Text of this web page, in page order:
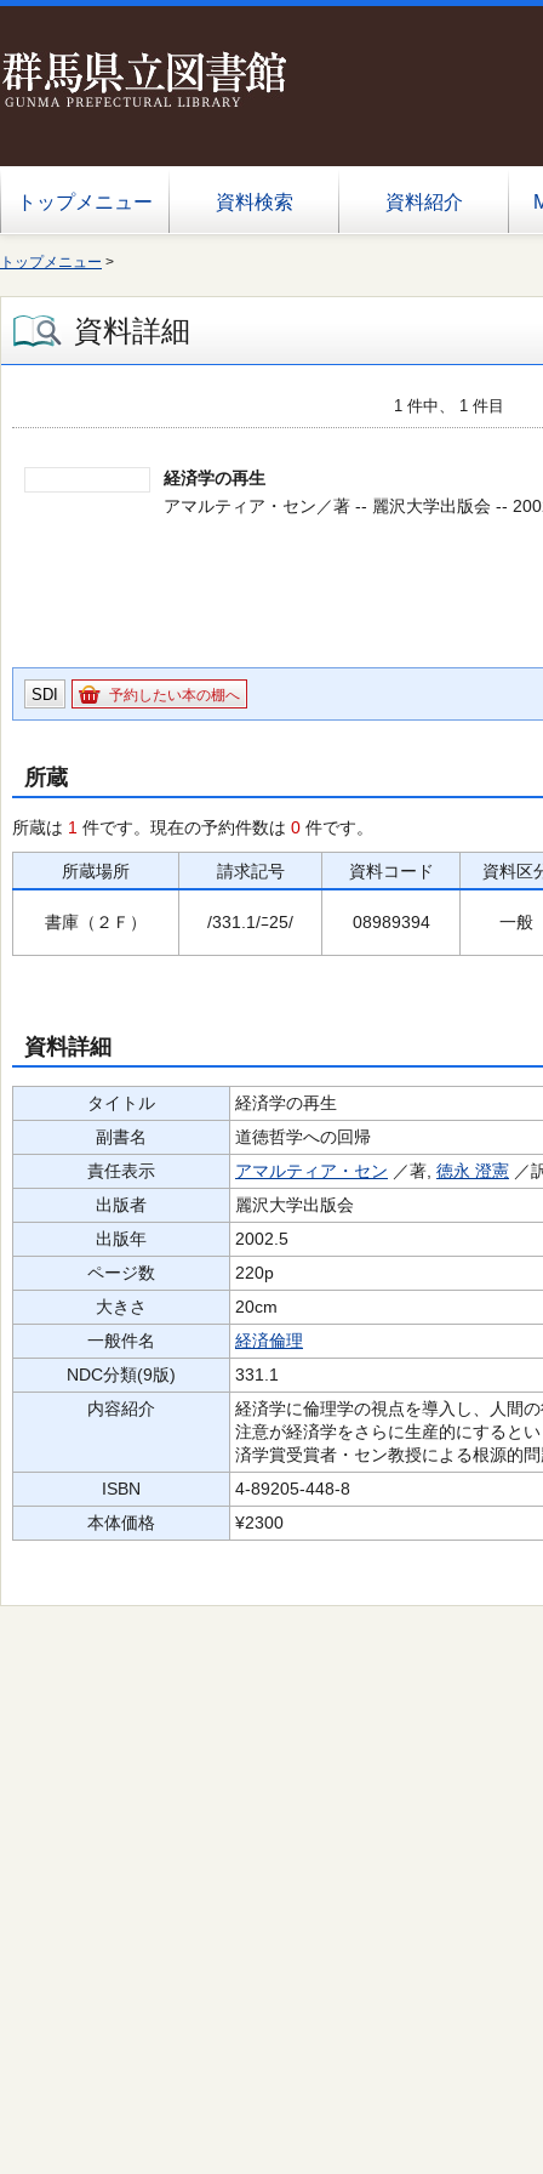
トップメニュー 資料検索 資料紹介
トップメニュー >
資料詳細
1 件中、 1 件目
経済学の再生
アマルティア・セン／著 -- 麗沢大学出版会 --
SDI 予約したい本の棚へ
所蔵
所蔵は 1 件です。現在の予約件数は 0 件です。
所蔵場所 請求記号 資料コード 資料区
書庫（２Ｆ） /331.1/ﾆ25/ 08989394 一般
資料詳細
タイトル
経済学の再生
副書名
道徳哲学への回帰
責任表示
アマルティア・セン ／著, 徳永 澄憲 ／
出版者
麗沢大学出版会
出版年
2002.5
ページ数
220p
大きさ
20cm
一般件名
経済倫理
NDC分類(9版)
331.1
内容紹介
経済学に倫理学の視点を導入し、人間
注意が経済学をさらに生産的にすると
済学賞受賞者・セン教授による根源的
ISBN
4-89205-448-8
本体価格
¥2300